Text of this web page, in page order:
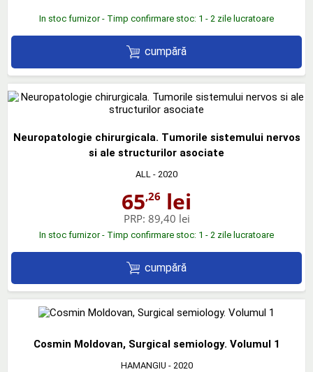
In stoc furnizor - Timp confirmare stoc: 1 - 2 zile lucratoare
cumpără
Neuropatologie chirurgicala. Tumorile sistemului nervos
si ale structurilor asociate
ALL - 2020
65,26 lei
PRP: 89,40 lei
In stoc furnizor - Timp confirmare stoc: 1 - 2 zile lucratoare
cumpără
Cosmin Moldovan, Surgical semiology. Volumul 1
HAMANGIU - 2020